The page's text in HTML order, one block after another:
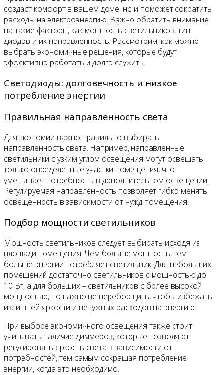
создаст комфорт в вашем доме, но и поможет сократить
расходы на электроэнергию. Важно обратить внимание
на такие факторы, как мощность светильников, тип
диодов и их направленность. Рассмотрим, как можно
выбрать экономичные решения, которые будут
эффективно работать и долго служить.
Светодиоды: долговечность и низкое
потребление энергии
Правильная направленность света
Для экономии важно правильно выбирать
направленность света. Например, направленные
светильники с узким углом освещения могут освещать
только определенные участки помещения, что
уменьшает потребность в дополнительном освещении.
Регулируемая направленность позволяет гибко менять
освещенность в зависимости от нужд помещения.
Подбор мощности светильников
Мощность светильников следует выбирать исходя из
площади помещения. Чем больше мощность, тем
больше энергии потребляет светильник. Для небольших
помещений достаточно светильников с мощностью до
10 Вт, а для больших – светильников с более высокой
мощностью, но важно не переборщить, чтобы избежать
излишней яркости и ненужных расходов на энергию.
При выборе экономичного освещения также стоит
учитывать наличие диммеров, которые позволяют
регулировать яркость света в зависимости от
потребностей, тем самым сокращая потребление
энергии, когда это необходимо.